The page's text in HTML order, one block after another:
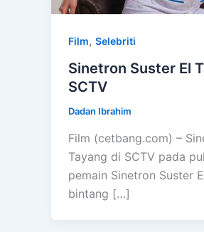
Film, Selebriti
Sinetron Suster El
SCTV
Dadan Ibrahim
Film (cetbang.com) –
Tayang di SCTV pada
pemain Sinetron Suster
bintang […]